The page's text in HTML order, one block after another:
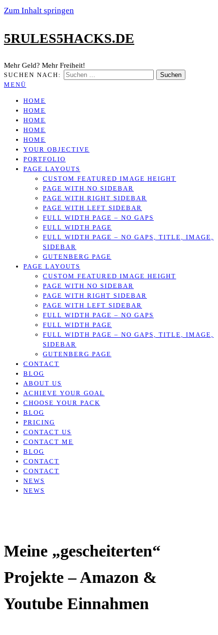
Zum Inhalt springen
5RULES5HACKS.DE
Mehr Geld? Mehr Freiheit!
SUCHEN NACH:
MENÜ
HOME
HOME
HOME
HOME
HOME
YOUR OBJECTIVE
PORTFOLIO
PAGE LAYOUTS
CUSTOM FEATURED IMAGE HEIGHT
PAGE WITH NO SIDEBAR
PAGE WITH RIGHT SIDEBAR
PAGE WITH LEFT SIDEBAR
FULL WIDTH PAGE – NO GAPS
FULL WIDTH PAGE
FULL WIDTH PAGE – NO GAPS, TITLE, IMAGE,
SIDEBAR
GUTENBERG PAGE
PAGE LAYOUTS
CUSTOM FEATURED IMAGE HEIGHT
PAGE WITH NO SIDEBAR
PAGE WITH RIGHT SIDEBAR
PAGE WITH LEFT SIDEBAR
FULL WIDTH PAGE – NO GAPS
FULL WIDTH PAGE
FULL WIDTH PAGE – NO GAPS, TITLE, IMAGE,
SIDEBAR
GUTENBERG PAGE
CONTACT
BLOG
ABOUT US
ACHIEVE YOUR GOAL
CHOOSE YOUR PACK
BLOG
PRICING
CONTACT US
CONTACT ME
BLOG
CONTACT
CONTACT
NEWS
NEWS
Meine „gescheiterten“
Projekte – Amazon &
Youtube Einnahmen